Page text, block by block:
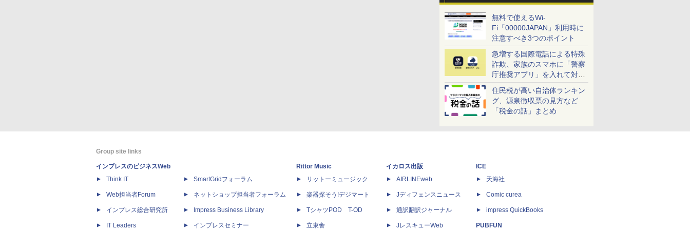
無料で使えるWi-
Fi「00000JAPAN」利用時に
注意すべき3つのポイント
急増する国際電話による特殊
詐欺、家族のスマホに「警察
庁推奨アプリ」を入れて対策
しよう！
住民税が高い自治体ランキン
グ、源泉徴収票の見方など
「税金の話」まとめ
Group site links
インプレスのビジネスWeb
Think IT
Web担当者Forum
インプレス総合研究所
IT Leaders
SmartGridフォーラム
ネットショップ担当者フォーラム
Impress Business Library
インプレスセミナー
Rittor Music
リットーミュージック
楽器探そう!デジマート
TシャツPOD T-OD
立東舎
イカロス出版
AIRLINEweb
Jディフェンスニュース
通訳翻訳ジャーナル
JレスキューWeb
ICE
天海社
Comic curea
impress QuickBooks
PUBFUN